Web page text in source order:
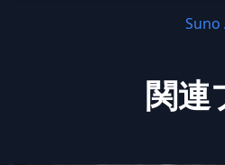
Suno
関連